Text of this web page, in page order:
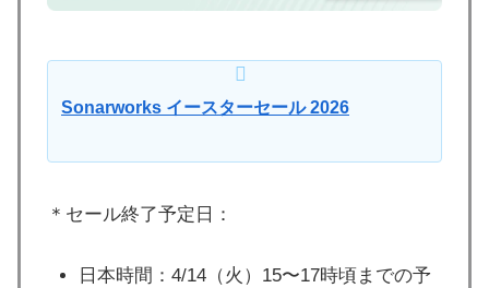
Sonarworks イースターセール 2026
＊セール終了予定日：
日本時間：4/14（火）15〜17時頃までの予